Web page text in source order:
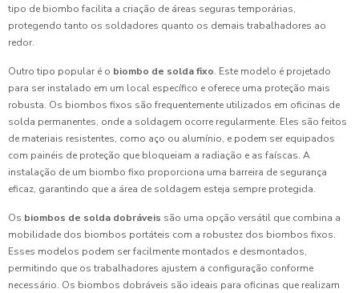
tipo de biombo facilita a criação de áreas seguras temporárias,
protegendo tanto os soldadores quanto os demais trabalhadores ao
redor.
Outro tipo popular é o biombo de solda fixo. Este modelo é projetado
para ser instalado em um local específico e oferece uma proteção mais
robusta. Os biombos fixos são frequentemente utilizados em oficinas de
solda permanentes, onde a soldagem ocorre regularmente. Eles são feitos
de materiais resistentes, como aço ou alumínio, e podem ser equipados
com painéis de proteção que bloqueiam a radiação e as faíscas. A
instalação de um biombo fixo proporciona uma barreira de segurança
eficaz, garantindo que a área de soldagem esteja sempre protegida.
Os biombos de solda dobráveis são uma opção versátil que combina a
mobilidade dos biombos portáteis com a robustez dos biombos fixos.
Esses modelos podem ser facilmente montados e desmontados,
permitindo que os trabalhadores ajustem a configuração conforme
necessário. Os biombos dobráveis são ideais para oficinas que realizam